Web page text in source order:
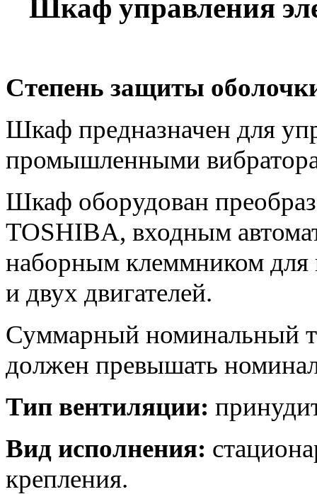
Шкаф управления
Степень защиты
Шкаф предназначен для
промышленными
Шкаф оборудован
TOSHIBA, входным
наборным клеммником для
и двух двигателей.
Суммарный номинальный
должен превышать
Тип вентиляции:
Вид исполнения:
крепления.